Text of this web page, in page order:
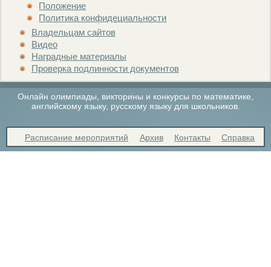
Положение
Политика конфидециальности
Владельцам сайтов
Видео
Наградные материалы
Проверка подлинности документов
Онлайн олимпиады, викторины и конкурсы по математике,
английскому языку, русскому языку для школьников.
Расписание мероприятий Архив Контакты Справка